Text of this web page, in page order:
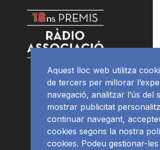
Aquest lloc web utilitza
de tercers per millorar
navegació, analitzar l’ús del
mostrar publicitat
continuar navegant,
cookies segons la nostra
cookies. Podeu gestionar-